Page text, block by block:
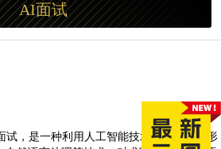
AI面试
试，是一种利用人工智能技术进行的面试形